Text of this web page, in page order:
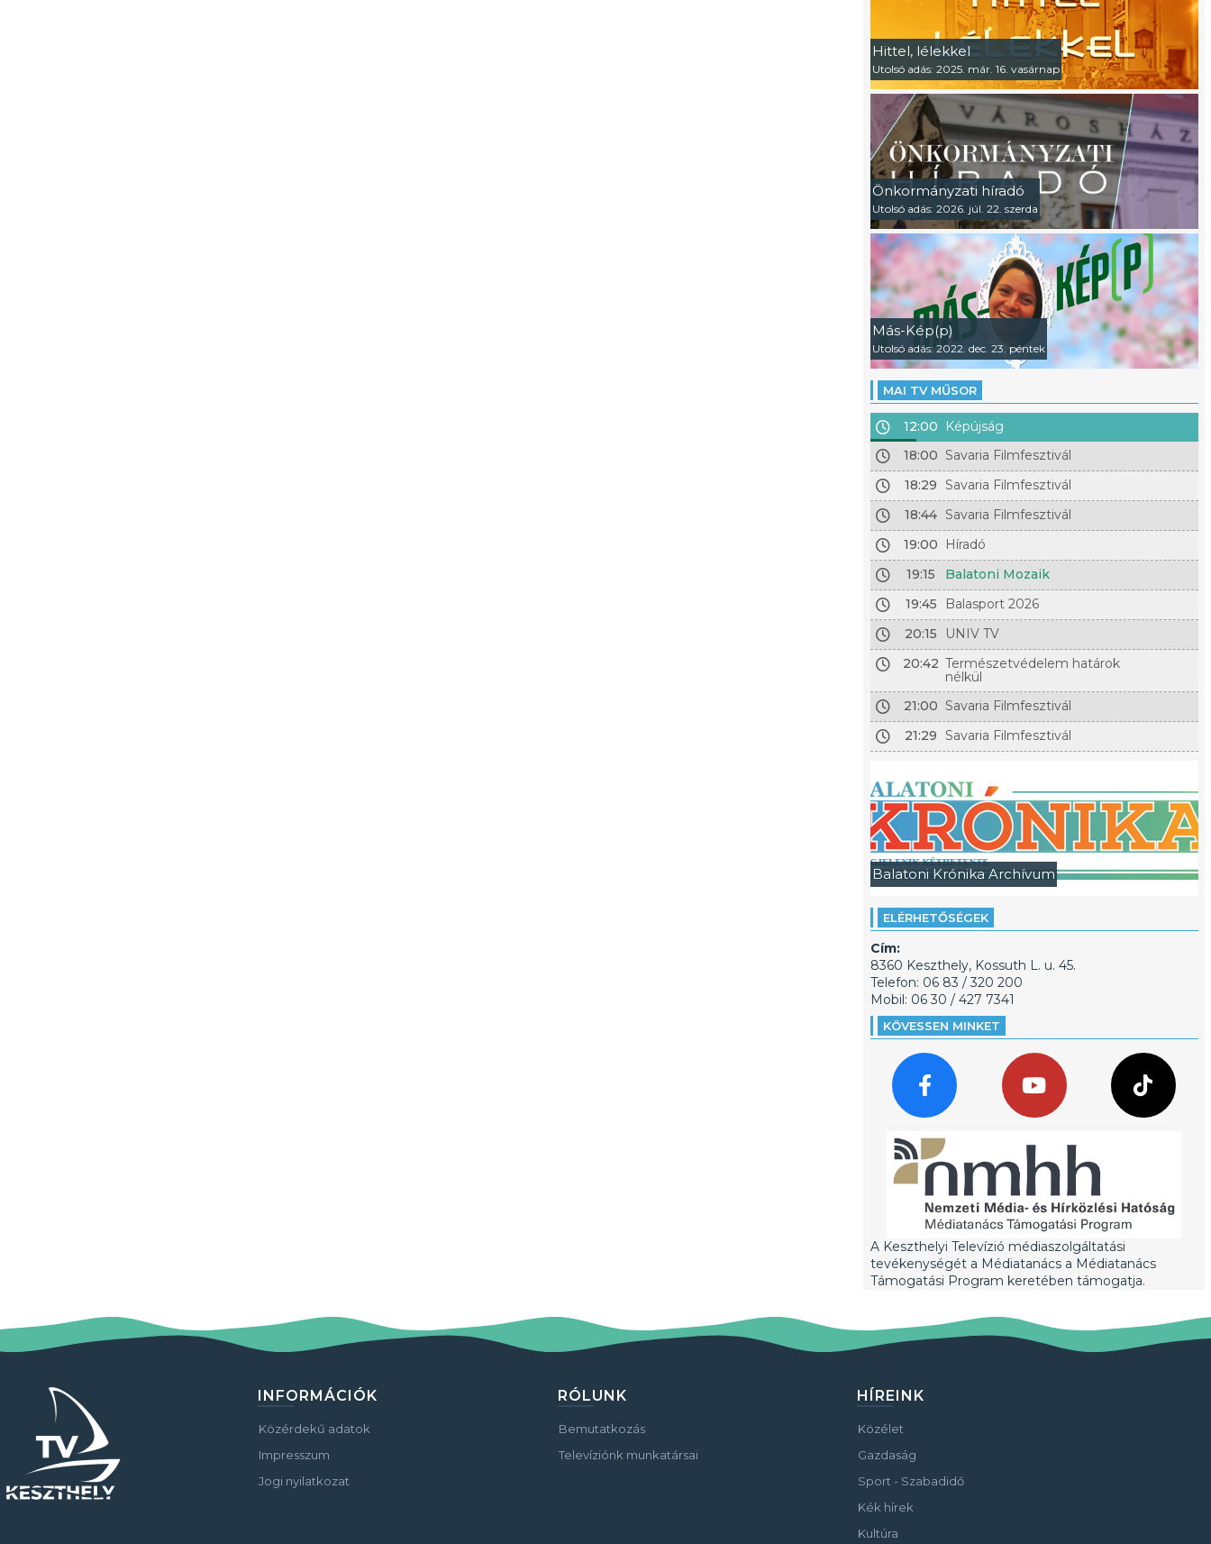
Hittel, lélekkel
Utolsó adás: 2025. már. 16. vasárnap
Önkormányzati híradó
Utolsó adás: 2026. júl. 22. szerda
Más-Kép(p)
Utolsó adás: 2022. dec. 23. péntek
MAI TV MŰSOR
12:00
Képújság
18:00 Savaria Filmfesztivál
18:29 Savaria Filmfesztivál
18:44 Savaria Filmfesztivál
19:00
Híradó
19:15
Balatoni Mozaik
19:45
Balasport 2026
20:15
UNIV TV
20:42 Természetvédelem határok
nélkül
21:00 Savaria Filmfesztivál
21:29 Savaria Filmfesztivál
Balatoni Krónika Archívum
ELÉRHETŐSÉGEK
Cím:
8360 Keszthely, Kossuth L. u. 45.
Telefon: 06 83 / 320 200
Mobil: 06 30 / 427 7341
KÖVESSEN MINKET
A Keszthelyi Televízió médiaszolgáltatási
tevékenységét a Médiatanács a Médiatanács
Támogatási Program keretében támogatja.
INFORMÁCIÓK
Közérdekű adatok
Impresszum
Jogi nyilatkozat
RÓLUNK
Bemutatkozás
Televíziónk munkatársai
HÍREINK
Közélet
Gazdaság
Sport - Szabadidő
Kék hírek
Kultúra